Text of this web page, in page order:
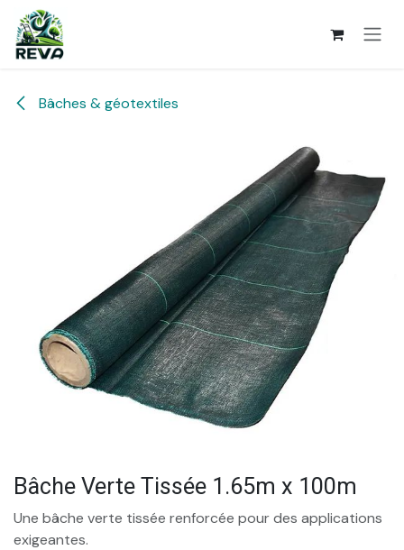
Se rendre au contenu
Bâches & géotextiles
Bâche Verte Tissée 1.65m x 100m
Une bâche verte tissée renforcée pour des applications
exigeantes.